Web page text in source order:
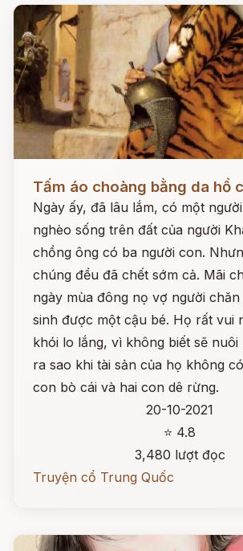
Đọc ngay
Tấm áo choàng bằng da hổ
Ngày ấy, đã lâu lắm, có một
nghèo sống trên đất của người
chồng ông có ba người con.
chúng đều đã chết sớm cả. Mãi
ngày mùa đông nọ vợ người chăn
sinh được một cậu bé. Họ rất vui
khói lo lắng, vì không biết sẽ nuôi
ra sao khi tài sản của họ không
con bò cái và hai con dê rừng.
20-10-2021
⭐ 4.8
3,480 lượt đọc
Truyện cổ Trung Quốc